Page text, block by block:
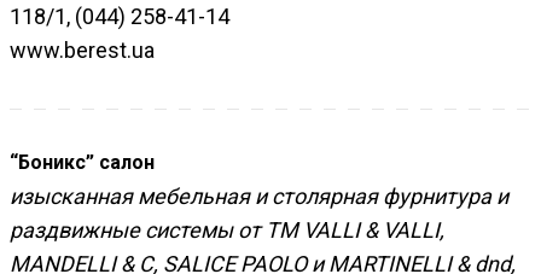
118/1, (044) 258-41-14
www.berest.ua
“Боникс” салон
изысканная мебельная и столярная фурнитура и
раздвижные системы от ТМ VALLI & VALLI,
MANDELLI & C, SALICE PAOLO и MARTINELLI & dnd,